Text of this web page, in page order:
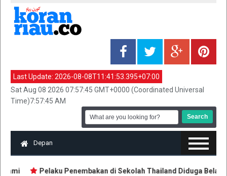
Last Update: 2026-08-08T11:41:53.395+07:00
Sat Aug 08 2026 07:57:45 GMT+0000 (Coordinated Universal
Time)7:57:45 AM
Depan
Pelaku Penembakan di Sekolah Thailand Diduga Belajar